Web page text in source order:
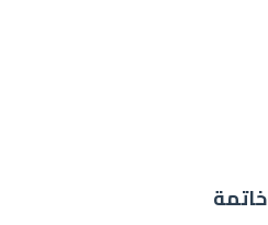
خاتمة